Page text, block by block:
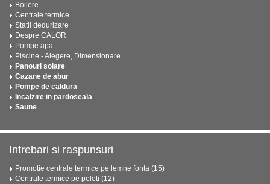
Boilere
Centrale termice
Statii dedurizare
Despre CALOR
Pompe apa
Piscine - Alegere, Dimensionare
Panouri solare
Cazane de abur
Pompe de caldura
Incalzire in pardoseala
Saune
Intrebari si raspunsuri
Promotie centrale termice pe lemne fonta (15)
Centrale termice pe peleti (12)